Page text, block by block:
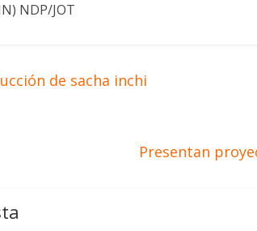
NDP/JOT
de sacha inchi
Presentan